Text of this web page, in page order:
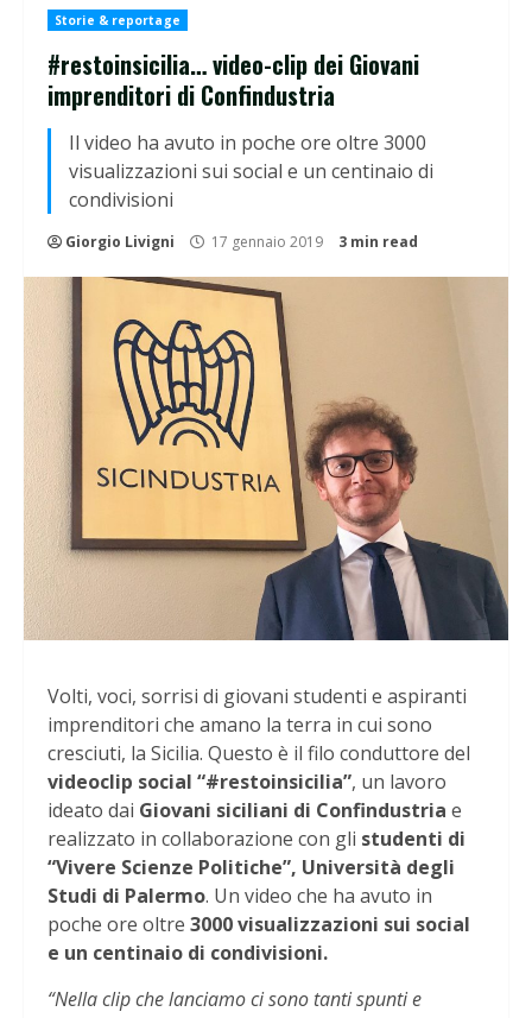
Storie & reportage
#restoinsicilia… video-clip dei Giovani
imprenditori di Confindustria
Il video ha avuto in poche ore oltre 3000
visualizzazioni sui social e un centinaio di
condivisioni
Giorgio Livigni 17 gennaio 2019 3 min read
Volti, voci, sorrisi di giovani studenti e aspiranti
imprenditori che amano la terra in cui sono
cresciuti, la Sicilia. Questo è il filo conduttore del
videoclip social “#restoinsicilia”, un lavoro
ideato dai Giovani siciliani di Confindustria e
realizzato in collaborazione con gli studenti di
“Vivere Scienze Politiche”, Università degli
Studi di Palermo. Un video che ha avuto in
poche ore oltre 3000 visualizzazioni sui social
e un centinaio di condivisioni.
“Nella clip che lanciamo ci sono tanti spunti e